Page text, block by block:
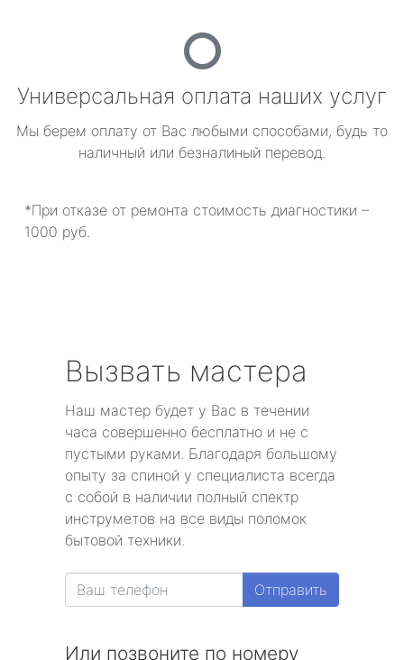
Универсальная оплата наших услуг
Мы берем оплату от Вас любыми способами, будь то
наличный или безналиный перевод.
*При отказе от ремонта стоимость диагностики –
1000 руб.
Вызвать мастера
Наш мастер будет у Вас в течении
часа совершенно бесплатно и не с
пустыми руками. Благодаря большому
опыту за спиной у специалиста всегда
с собой в наличии полный спектр
инструметов на все виды поломок
бытовой техники.
Отправить
Или позвоните по номеру